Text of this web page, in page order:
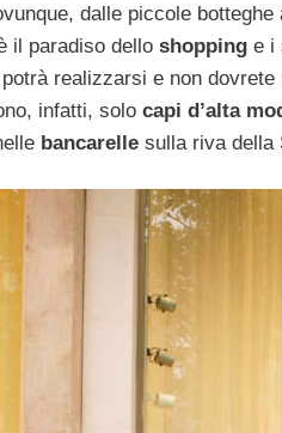
dalle piccole
il paradiso dello shopping e i
realizzarsi e non
infatti, solo capi d’alta
bancarelle sulla riva della